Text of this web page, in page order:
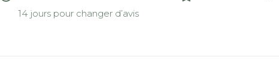
14 jours pour changer d’avis